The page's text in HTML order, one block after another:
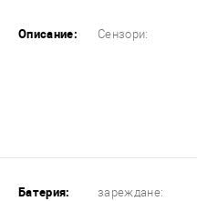
Описание: Сензори:
Батерия: зареждане: